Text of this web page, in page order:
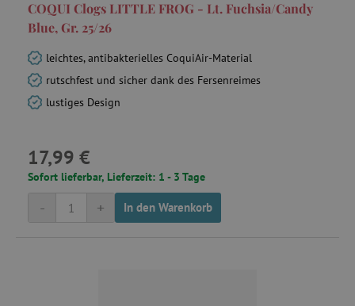
COQUI Clogs LITTLE FROG - Lt. Fuchsia/Candy
Blue, Gr. 25/26
leichtes, antibakterielles CoquiAir-Material
rutschfest und sicher dank des Fersenreimes
lustiges Design
17,99 €
Sofort lieferbar, Lieferzeit: 1 - 3 Tage
+
- In den Warenkorb